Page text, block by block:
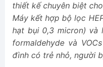
thiết kế chuyên biệt
Máy kết hợp bộ lọc
hạt bụi 0,3 micron) và
formaldehyde và
đình có trẻ nhỏ, người